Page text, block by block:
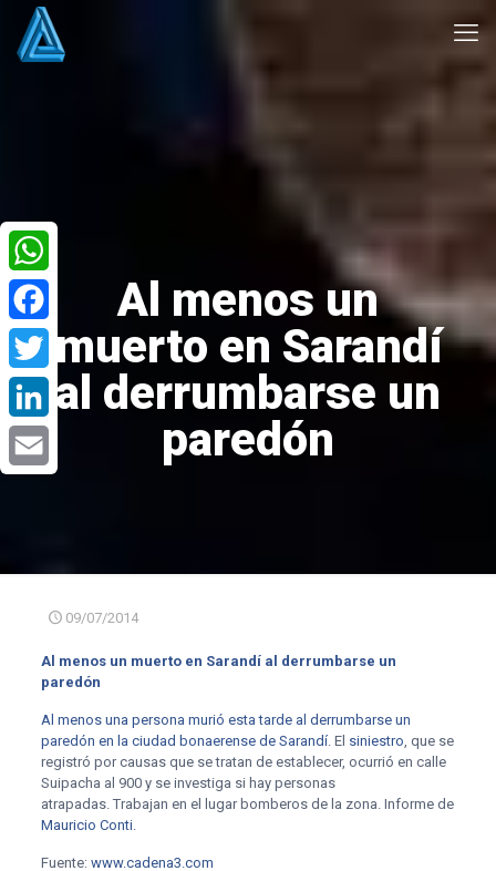
Al menos un
muerto en Sarandí
al derrumbarse un
paredón
09/07/2014
Al menos un muerto en Sarandí al derrumbarse un
paredón
Al menos una persona murió esta tarde al derrumbarse un
paredón en la ciudad bonaerense de Sarandí. El siniestro, que se
registró por causas que se tratan de establecer, ocurrió en calle
Suipacha al 900 y se investiga si hay personas
atrapadas. Trabajan en el lugar bomberos de la zona. Informe de
Mauricio Conti.
Fuente: www.cadena3.com
WhatsApp
Facebook
Twitter
LinkedIn